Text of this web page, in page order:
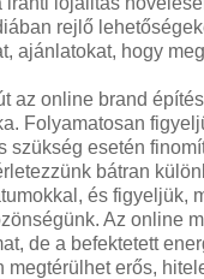
rejlő
ajánlatokat, hogy
az online brand
Folyamatosan
szükség esetén
bátran
és figyeljük,
Az online
de a befektetett
megtérülhet erős,